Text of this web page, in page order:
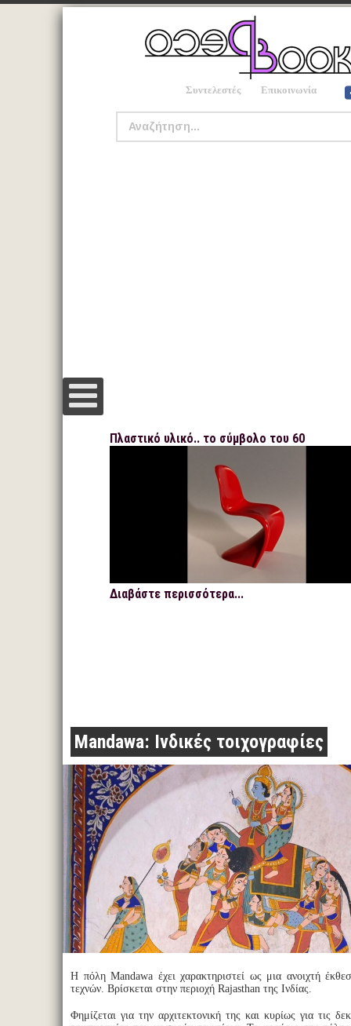
Συντελεστές Επικοινωνία
Πλαστικό υλικό.. το σύμβολο του 60
Διαβάστε περισσότερα...
Mandawa: Ινδικές τοιχογραφίες
Η πόλη Mandawa έχει χαρακτηριστεί ως μια ανοιχτή
τεχνών. Βρίσκεται στην περιοχή Rajasthan της Ινδίας.
Φημίζεται για την αρχιτεκτονική της και κυρίως για τις